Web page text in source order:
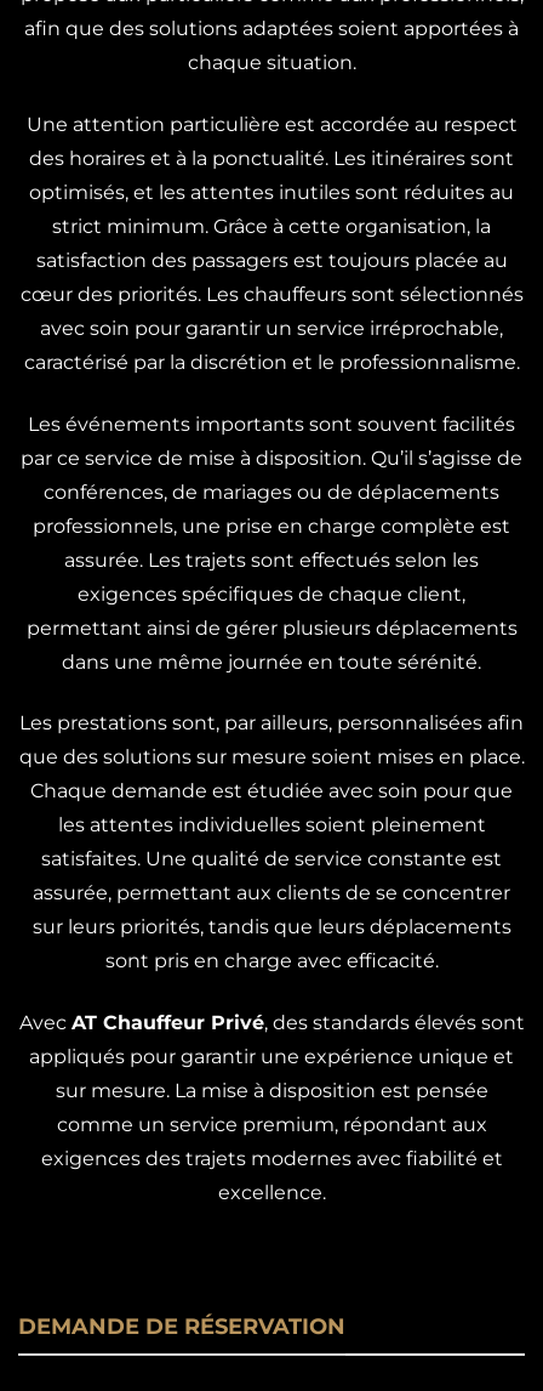
afin que des solutions adaptées soient apportées à
chaque situation.
Une attention particulière est accordée au respect
des horaires et à la ponctualité. Les itinéraires sont
optimisés, et les attentes inutiles sont réduites au
strict minimum. Grâce à cette organisation, la
satisfaction des passagers est toujours placée au
cœur des priorités. Les chauffeurs sont sélectionnés
avec soin pour garantir un service irréprochable,
caractérisé par la discrétion et le professionnalisme.
Les événements importants sont souvent facilités
par ce service de mise à disposition. Qu’il s’agisse de
conférences, de mariages ou de déplacements
professionnels, une prise en charge complète est
assurée. Les trajets sont effectués selon les
exigences spécifiques de chaque client,
permettant ainsi de gérer plusieurs déplacements
dans une même journée en toute sérénité.
Les prestations sont, par ailleurs, personnalisées afin
que des solutions sur mesure soient mises en place.
Chaque demande est étudiée avec soin pour que
les attentes individuelles soient pleinement
satisfaites. Une qualité de service constante est
assurée, permettant aux clients de se concentrer
sur leurs priorités, tandis que leurs déplacements
sont pris en charge avec efficacité.
Avec AT Chauffeur Privé, des standards élevés sont
appliqués pour garantir une expérience unique et
sur mesure. La mise à disposition est pensée
comme un service premium, répondant aux
exigences des trajets modernes avec fiabilité et
excellence.
DEMANDE DE RÉSERVATION